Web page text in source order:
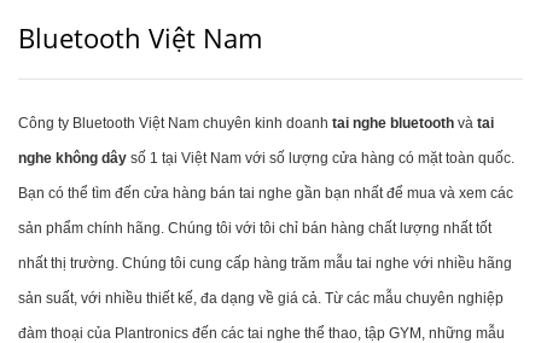
Bluetooth Việt Nam
Công ty Bluetooth Việt Nam chuyên kinh doanh tai nghe bluetooth và tai
nghe không dây số 1 tại Việt Nam với số lượng cửa hàng có mặt toàn quốc.
Bạn có thể tìm đến cửa hàng bán tai nghe gần bạn nhất để mua và xem các
sản phẩm chính hãng. Chúng tôi với tôi chỉ bán hàng chất lượng nhất tốt
nhất thị trường. Chúng tôi cung cấp hàng trăm mẫu tai nghe với nhiều hãng
sản suất, với nhiều thiết kế, đa dạng về giá cả. Từ các mẫu chuyên nghiệp
đàm thoại của Plantronics đến các tai nghe thể thao, tập GYM, những mẫu